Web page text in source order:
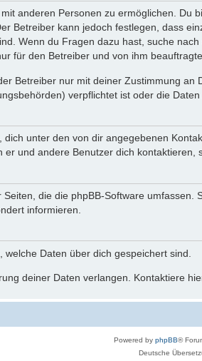
anderen Personen zu ermöglichen.
Betreiber kann jedoch festlegen, dass
Wenn du Fragen dazu hast, suche
für den Betreiber und von ihm
Betreiber nur mit deiner Zustimmung
verpflichtet ist oder die
unter den von dir angegebenen
und andere Benutzer dich
die die phpBB-Software
informieren.
Daten über dich gespeichert sind.
deiner Daten verlangen. Kontaktiere
Powered by phpBB®
Deutsche